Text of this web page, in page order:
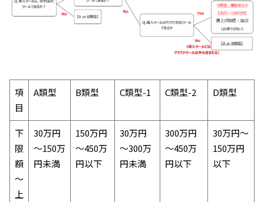
項
目
A類型 B類型 C類型-1 C類型-2 D類型
下
限
額
～
上
30万円
～150万
円未満
150万円
～450万
円以下
30万円
～300万
円未満
300万円
～450万
円以下
30万円～
150万円
以下